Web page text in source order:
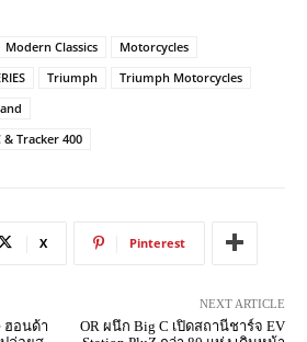
Modern Classics
Motorcycles
Triumph
Triumph Motorcycles
Tracker 400
X Pinterest
ฮอนด้า
NEXT ARTICLE
OR ผนึก Big C เปิดสถานีชาร์จ EV